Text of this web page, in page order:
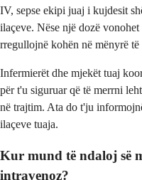
IV, sepse ekipi juaj i kujdesit
ilaçeve. Nëse një dozë
rregullojnë kohën në mënyrë të
Infermierët dhe mjekët tuaj
për t'u siguruar që të merrni
në trajtim. Ata do t'ju
ilaçeve tuaja.
Kur mund të ndaloj së
intravenoz?